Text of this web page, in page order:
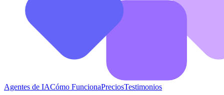
Agentes de IACómo FuncionaPreciosTestimonios